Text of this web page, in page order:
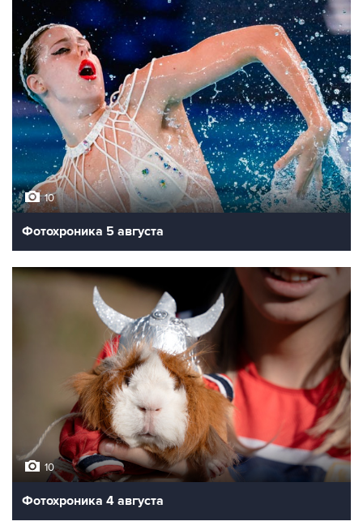
10
Фотохроника 5 августа
10
Фотохроника 4 августа